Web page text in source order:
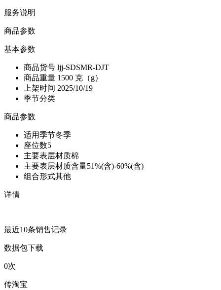
服务说明
商品参数
基本参数
商品货号 ljj-SDSMR-DJT
商品重量 1500 克（g）
上架时间 2025/10/19
季节分类
商品参数
适用季节冬季
座位数5
主要表层材质棉
主要表层材质含量51%(含)-60%(含)
组合形式其他
详情
最近10条销售记录
数据包下载
0次
传淘宝